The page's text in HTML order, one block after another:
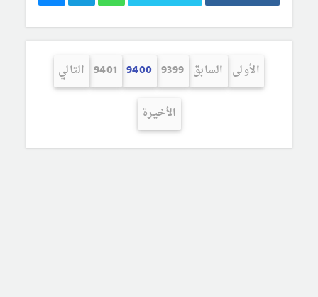
الأولى السابق 9399
9400
9401 التالي
الأخيرة